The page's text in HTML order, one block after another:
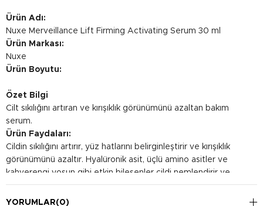
Ürün Adı:
Nuxe Merveillance Lift Firming Activating Serum 30 ml
Ürün Markası:
Nuxe
Ürün Boyutu:
Özet Bilgi
Cilt sıkılığını artıran ve kırışıklık görünümünü azaltan bakım
serum.
Ürün Faydaları:
Cildin sıkılığını artırır, yüz hatlarını belirginleştirir ve kırışıklık
görünümünü azaltır. Hyalüronik asit, üçlü amino asitler ve
kahverengi yosun gibi etkin bileşenler cildi nemlendirir ve
besler. Cildin doğal yenilenme sürecini hızlandırarak daha
pürüzsüz bir cilt sağlar.
YORUMLAR(0)